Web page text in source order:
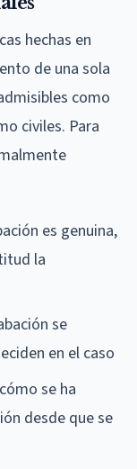
hechas en
de una sola
como
civiles. Para
es genuina,
la
se
en el caso
se ha
desde que se